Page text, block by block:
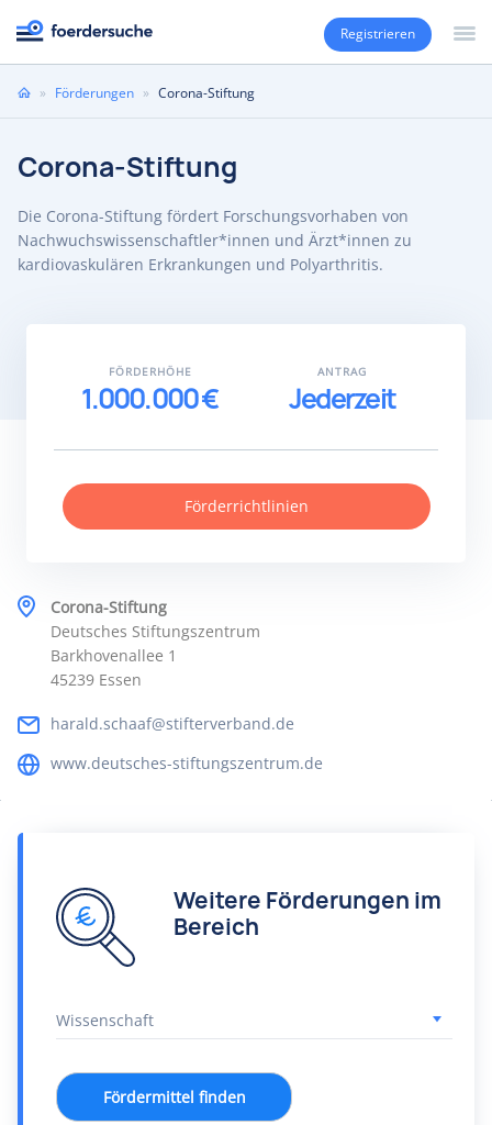
Registrieren
Sie» Förderungen » Corona-Stiftung
Corona-Stiftung
Die Corona-Stiftung fördert Forschungsvorhaben von
Nachwuchswissenschaftler*innen und Ärzt*innen zu
kardiovaskulären Erkrankungen und Polyarthritis.
Corona-Stiftung
Deutsches Stiftungszentrum
Barkhovenallee 1
45239 Essen
harald.schaaf@stifterverband.de
www.deutsches-stiftungszentrum.de
FÖRDERHÖHE
1.000.000 €
ANTRAG
Jederzeit
Förderrichtlinien
Weitere Förderungen im
Bereich
Fördermittel finden